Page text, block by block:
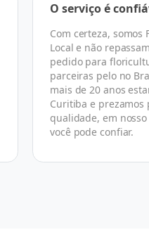
O serviço é
Com certeza, somos
Local e não
pedido para
parceiras pelo no
mais de 20 anos
Curitiba e prezamos
qualidade, em
você pode confiar.